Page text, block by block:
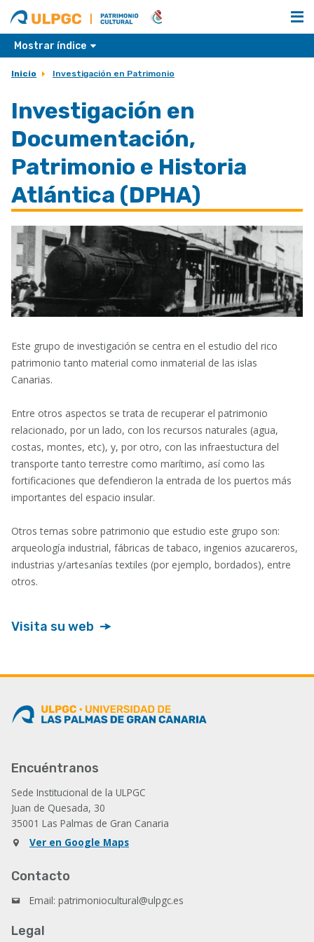
ULPGC
Nombre
unidad
Mostrar índice
Inicio Investigación en Patrimonio
Investigación en
Documentación,
Patrimonio e Historia
Atlántica (DPHA)
Este grupo de investigación se centra en el estudio del rico
patrimonio tanto material como inmaterial de las islas
Canarias.
Entre otros aspectos se trata de recuperar el patrimonio
relacionado, por un lado, con los recursos naturales (agua,
costas, montes, etc), y, por otro, con las infraestuctura del
transporte tanto terrestre como marítimo, así como las
fortificaciones que defendieron la entrada de los puertos más
importantes del espacio insular.
Otros temas sobre patrimonio que estudio este grupo son:
arqueología industrial, fábricas de tabaco, ingenios azucareros,
industrias y/artesanías textiles (por ejemplo, bordados), entre
otros.
Visita su web
Encuéntranos
Sede Institucional de la ULPGC
Juan de Quesada, 30
35001 Las Palmas de Gran Canaria
Ver en Google Maps
Contacto
Email: patrimoniocultural@ulpgc.es
Legal